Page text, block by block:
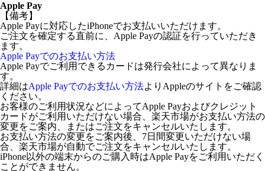
Apple Pay
【備考】
Apple Payに対応したiPhoneでお支払いいただけます。
ご注文を確定する直前に、Apple Payの認証を行っていただき
ます。
Apple Payでのお支払い方法
Apple Payでご利用できるカードは発行会社によって異なりま
す。
詳細はApple Payでのお支払い方法よりAppleのサイトをご確認
ください。
お客様のご利用状況などによってApple Payおよびクレジット
カードがご利用いただけない場合、楽天市場がお支払い方法の
変更をご案内、またはご注文をキャンセルいたします。
お支払い方法の変更をご案内後、7日間変更いただけない場
合、楽天市場が自動でご注文をキャンセルいたします。
iPhone以外の端末からのご購入時はApple Payをご利用いただく
ことができません。